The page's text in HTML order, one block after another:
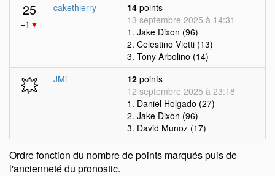
25
−1 ▼
cakethierry 14 points
13 septembre 2025 à 14:31
1. Jake Dixon (96)
2. Celestino Vietti (13)
3. Tony Arbolino (14)
💥 JMi 12 points
12 septembre 2025 à 23:18
1. Daniel Holgado (27)
2. Jake Dixon (96)
3. David Munoz (17)
Ordre fonction du nombre de points marqués puis de
l'ancienneté du pronostic.